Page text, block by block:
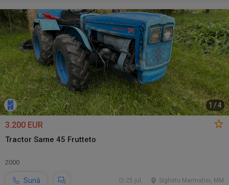
1/4
3.200 EUR
Tractor Same 45 Frutteto
2000
Sună Sighetu Marmatiei, MM
25 jul.